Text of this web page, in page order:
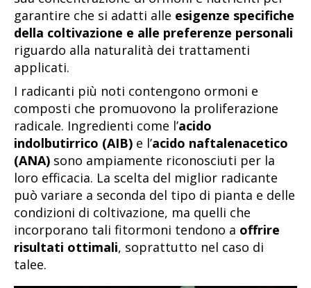
garantire che si adatti alle esigenze specifiche
della coltivazione e alle preferenze personali
riguardo alla naturalità dei trattamenti
applicati.
I radicanti più noti contengono ormoni e
composti che promuovono la proliferazione
radicale. Ingredienti come l’acido
indolbutirrico (AIB) e l’acido naftalenacetico
(ANA) sono ampiamente riconosciuti per la
loro efficacia. La scelta del miglior radicante
può variare a seconda del tipo di pianta e delle
condizioni di coltivazione, ma quelli che
incorporano tali fitormoni tendono a offrire
risultati ottimali, soprattutto nel caso di
talee.